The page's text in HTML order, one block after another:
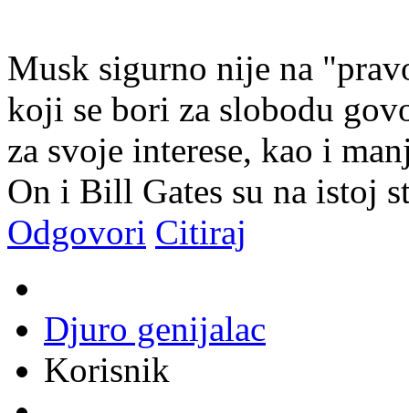
Musk sigurno nije na
koji se bori za slobodu
za svoje interese, kao i
On i Bill Gates su na istoj
Odgovori Citiraj
Djuro genijalac
Korisnik